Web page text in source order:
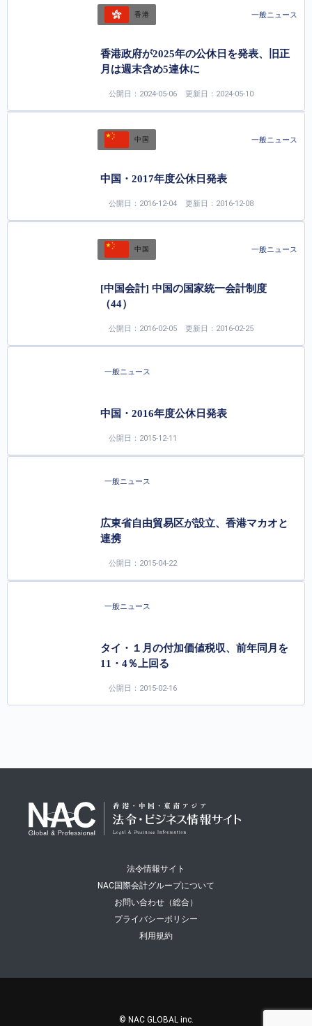
香港 一般ニュース
香港政府が2025年の公休日を発表、旧正
月は週末含め5連休に
公開日：2024-05-06 更新日：2024-05-10
中国 一般ニュース
中国・2017年度公休日発表
公開日：2016-12-04 更新日：2016-12-08
中国 一般ニュース
[中国会計] 中国の国家統一会計制度
（44）
公開日：2016-02-05 更新日：2016-02-25
一般ニュース
中国・2016年度公休日発表
公開日：2015-12-11
一般ニュース
広東省自由貿易区が設立、香港マカオと
連携
公開日：2015-04-22
一般ニュース
タイ・１月の付加価値税収、前年同月を
11・4％上回る
公開日：2015-02-16
法令情報サイト
NAC国際会計グループについて
お問い合わせ（総合）
プライバシーポリシー
利用規約
© NAC GLOBAL inc.